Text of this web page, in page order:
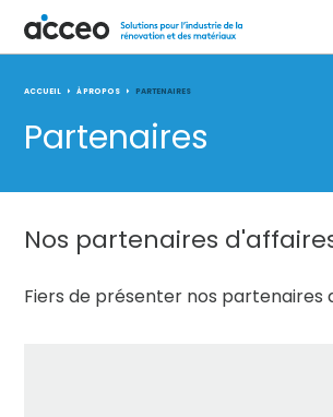
ACCUEIL À PROPOS PARTENAIRES
Partenaires
Nos partenaires
Fiers de présenter nos partenaires